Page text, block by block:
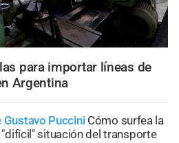
para importar líneas de
Argentina
Gustavo Puccini Cómo surfea la
"difícil" situación del transporte